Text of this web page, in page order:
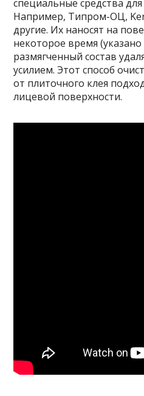
специальные средства для
Например, Типром-ОЦ,
другие. Их наносят на
некоторое время
размягченный состав
усилием. Этот способ
от плиточного клея
лицевой поверхности.